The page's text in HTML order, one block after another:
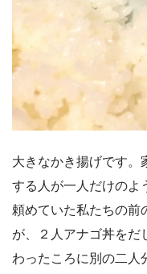
大きなかき揚げです。
する人が一人だけのよ
頼めていた私たちの前
が、２人アナゴ丼をだ
わったころに別の二人